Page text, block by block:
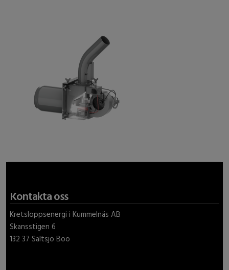
Kontakta oss
Kretsloppsenergi i Kummelnäs AB
Skansstigen 6
132 37 Saltsjö Boo